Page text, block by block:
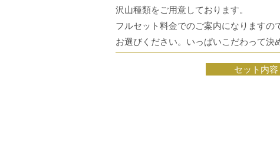
沢山種類をご用意しております。
フルセット料金でのご案内になりますの
お選びください。いっぱいこだわって決
セット内容